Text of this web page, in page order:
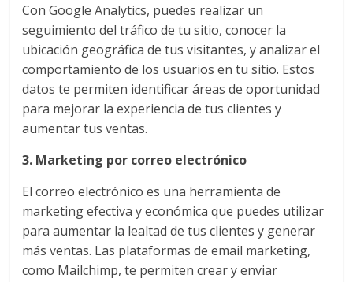
de
Agencia
Blue
Design
Colombia
filiales
en
América
Latina
Una
Con Google Analytics, puedes realizar un
seguimiento del tráfico de tu sitio, conocer la
ubicación geográfica de tus visitantes, y analizar el
comportamiento de los usuarios en tu sitio. Estos
datos te permiten identificar áreas de oportunidad
para mejorar la experiencia de tus clientes y
aumentar tus ventas.
3. Marketing por correo electrónico
El correo electrónico es una herramienta de
marketing efectiva y económica que puedes utilizar
para aumentar la lealtad de tus clientes y generar
más ventas. Las plataformas de email marketing,
como Mailchimp, te permiten crear y enviar